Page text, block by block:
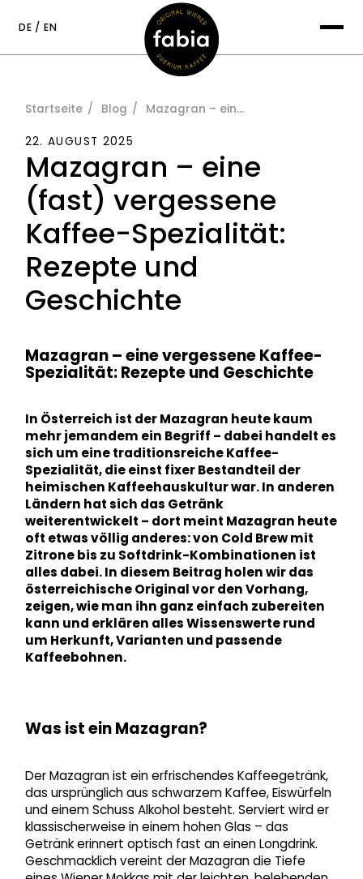
DE
EN
Startseite Blog Mazagran – eine (fast) vergessene Kaffee-Spezialität: Rezepte und Geschichte
22. AUGUST 2025
Mazagran – eine
(fast) vergessene
Kaffee-Spezialität:
Rezepte und
Geschichte
Mazagran – eine vergessene Kaffee-
Spezialität: Rezepte und Geschichte
In Österreich ist der Mazagran heute kaum
mehr jemandem ein Begriff – dabei handelt es
sich um eine traditionsreiche Kaffee-
Spezialität, die einst fixer Bestandteil der
heimischen Kaffeehauskultur war. In anderen
Ländern hat sich das Getränk
weiterentwickelt – dort meint Mazagran heute
oft etwas völlig anderes: von Cold Brew mit
Zitrone bis zu Softdrink-Kombinationen ist
alles dabei. In diesem Beitrag holen wir das
österreichische Original vor den Vorhang,
zeigen, wie man ihn ganz einfach zubereiten
kann und erklären alles Wissenswerte rund
um Herkunft, Varianten und passende
Kaffeebohnen.
Was ist ein Mazagran?
Der Mazagran ist ein erfrischendes Kaffeegetränk,
das ursprünglich aus schwarzem Kaffee, Eiswürfeln
und einem Schuss Alkohol besteht. Serviert wird er
klassischerweise in einem hohen Glas – das
Getränk erinnert optisch fast an einen Longdrink.
Geschmacklich vereint der Mazagran die Tiefe